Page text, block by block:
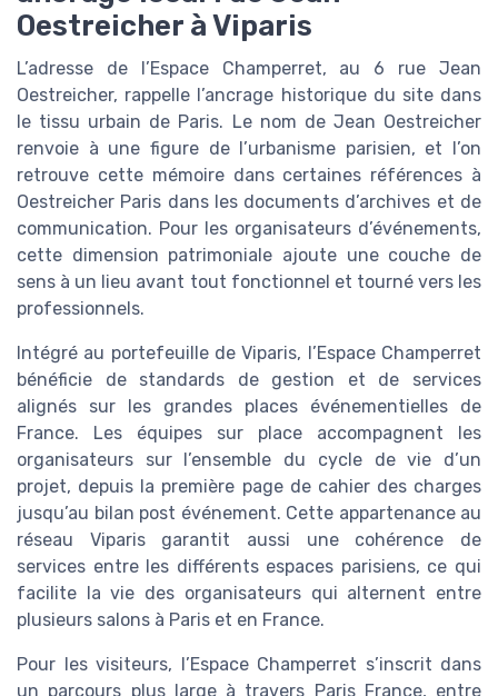
Oestreicher à Viparis
L’adresse de l’Espace Champerret, au 6 rue Jean
Oestreicher, rappelle l’ancrage historique du site dans
le tissu urbain de Paris. Le nom de Jean Oestreicher
renvoie à une figure de l’urbanisme parisien, et l’on
retrouve cette mémoire dans certaines références à
Oestreicher Paris dans les documents d’archives et de
communication. Pour les organisateurs d’événements,
cette dimension patrimoniale ajoute une couche de
sens à un lieu avant tout fonctionnel et tourné vers les
professionnels.
Intégré au portefeuille de Viparis, l’Espace Champerret
bénéficie de standards de gestion et de services
alignés sur les grandes places événementielles de
France. Les équipes sur place accompagnent les
organisateurs sur l’ensemble du cycle de vie d’un
projet, depuis la première page de cahier des charges
jusqu’au bilan post événement. Cette appartenance au
réseau Viparis garantit aussi une cohérence de
services entre les différents espaces parisiens, ce qui
facilite la vie des organisateurs qui alternent entre
plusieurs salons à Paris et en France.
Pour les visiteurs, l’Espace Champerret s’inscrit dans
un parcours plus large à travers Paris France, entre